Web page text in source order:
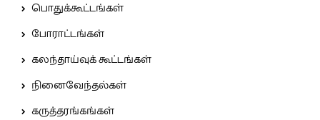
பொதுக்கூட்டங்கள்
போராட்டங்கள்
கலந்தாய்வுக் கூட்டங்கள்
நினைவேந்தல்கள்
கருத்தரங்கங்கள்